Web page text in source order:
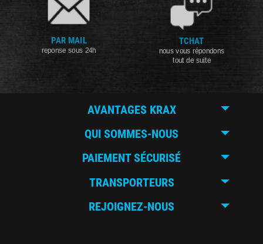
PAR MAIL
reponse sous 24h
TCHAT
nous vous répondons
tout de suite
AVANTAGES KRAX
QUI SOMMES-NOUS
PAIEMENT SÉCURISÉ
TRANSPORTEURS
REJOIGNEZ-NOUS